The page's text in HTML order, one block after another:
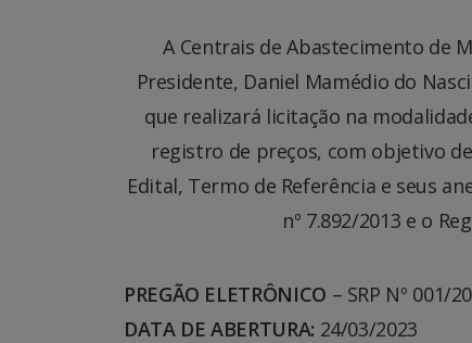
A Centrais de Abastecimento de
Presidente, Daniel Mamédio do
que realizará licitação na
registro de preços, com objetivo
Edital, Termo de Referência e seus
nº 7.892/2013 e o
PREGÃO ELETRÔNICO – SRP Nº 001/
DATA DE ABERTURA: 24/03/2023